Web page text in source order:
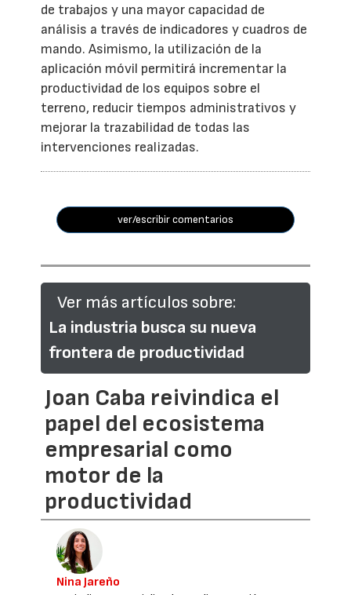
de trabajos y una mayor capacidad de
análisis a través de indicadores y cuadros de
mando. Asimismo, la utilización de la
aplicación móvil permitirá incrementar la
productividad de los equipos sobre el
terreno, reducir tiempos administrativos y
mejorar la trazabilidad de todas las
intervenciones realizadas.
ver/escribir comentarios
Ver más artículos sobre:
La industria busca su nueva
frontera de productividad
Joan Caba reivindica el
papel del ecosistema
empresarial como
motor de la
productividad
Nina Jareño